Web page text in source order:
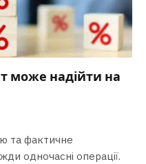
може надійти на
та фактичне
одночасні операції.